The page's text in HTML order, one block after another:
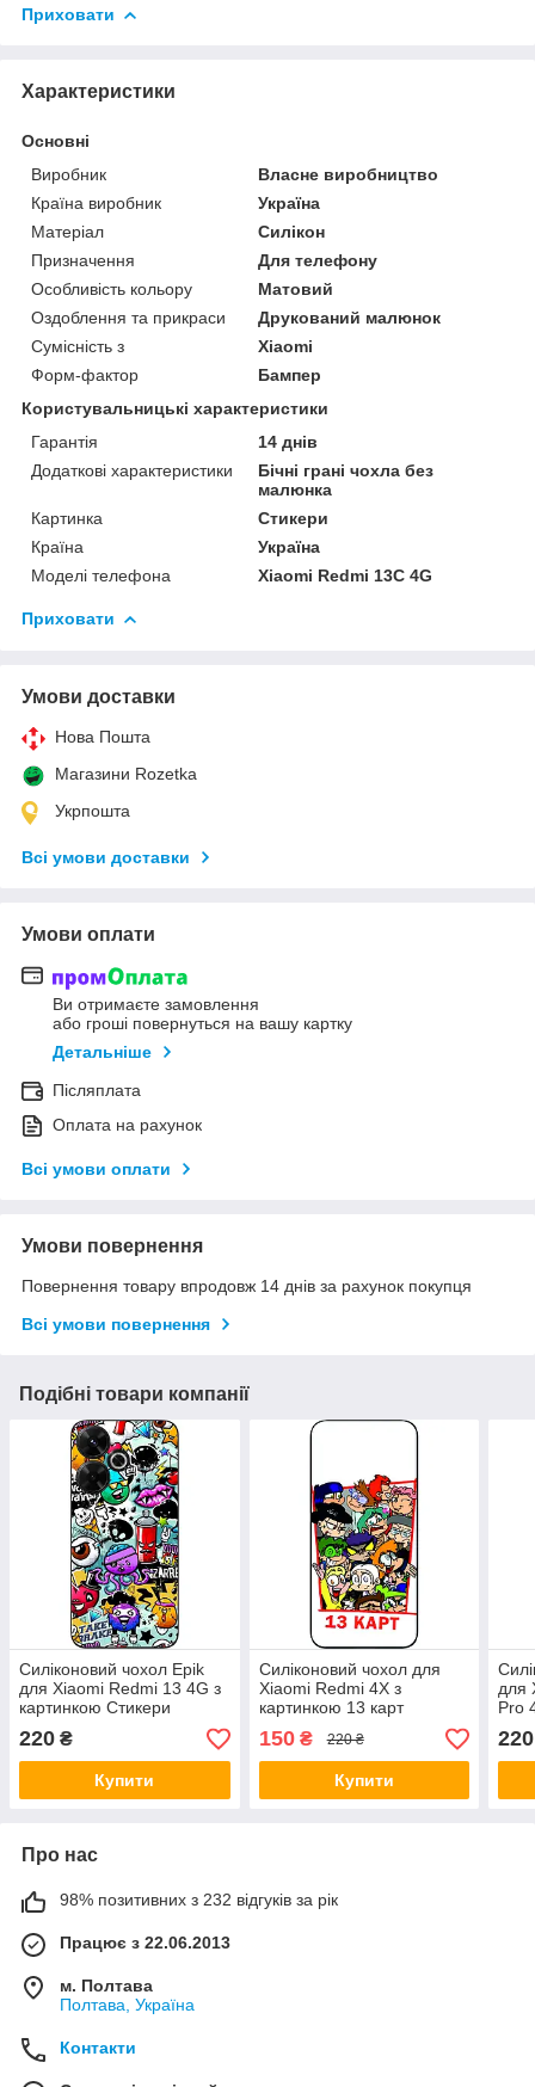
Приховати
Характеристики
Основні
Виробник
Власне виробництво
Країна виробник
Україна
Матеріал
Силікон
Призначення
Для телефону
Особливість кольору
Матовий
Оздоблення та прикраси
Друкований малюнок
Сумісність з
Xiaomi
Форм-фактор
Бампер
Користувальницькі характеристики
Гарантія
14 днів
Додаткові характеристики
Бічні грані чохла без
малюнка
Картинка
Стикери
Країна
Україна
Моделі телефона
Xiaomi Redmi 13C 4G
Приховати
Умови доставки
Нова Пошта
Магазини Rozetka
Укрпошта
Всі умови доставки
Умови оплати
Ви отримаєте замовлення
або гроші повернуться на вашу картку
Детальніше
Післяплата
Оплата на рахунок
Всі умови оплати
Умови повернення
Повернення товару впродовж 14 днів за рахунок покупця
Всі умови повернення
Подібні товари компанії
Силіконовий чохол Epik
для Xiaomi Redmi 13 4G з
картинкою Стикери
220 ₴
Купити
Силіконовий чохол для
Xiaomi Redmi 4X з
картинкою 13 карт
150₴ 220 ₴
Купити
для
Pro
220
Про нас
98% позитивних з 232 відгуків за рік
Працює з 22.06.2013
м. Полтава
Полтава, Україна
Контакти